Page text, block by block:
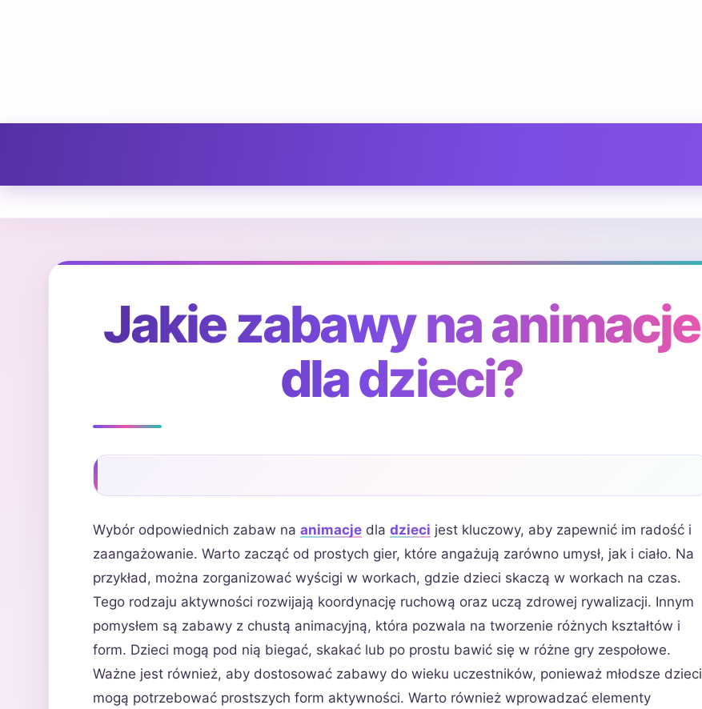
Jakie zabawy na animacje
dla dzieci?
Wybór odpowiednich zabaw na animacje dla dzieci jest kluczowy, aby zapewnić im radość i
zaangażowanie. Warto zacząć od prostych gier, które angażują zarówno umysł, jak i ciało. Na
przykład, można zorganizować wyścigi w workach, gdzie dzieci skaczą w workach na czas.
Tego rodzaju aktywności rozwijają koordynację ruchową oraz uczą zdrowej rywalizacji. Innym
pomysłem są zabawy z chustą animacyjną, która pozwala na tworzenie różnych kształtów i
form. Dzieci mogą pod nią biegać, skakać lub po prostu bawić się w różne gry zespołowe.
Ważne jest również, aby dostosować zabawy do wieku uczestników, ponieważ młodsze dzieci
mogą potrzebować prostszych form aktywności. Warto również wprowadzać elementy